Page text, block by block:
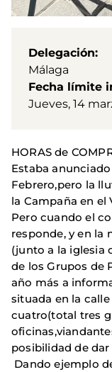
Delegación
Málaga
Fecha límite
Jueves, 14
HORAS de
Estaba
Febrero,pero la
la Campaña en el
Pero cuando el
responde, y en la
(junto a la iglesia
de los Grupos de
año más a
situada en la
cuatro(total tres
posibilidad de
Dando ejemplo